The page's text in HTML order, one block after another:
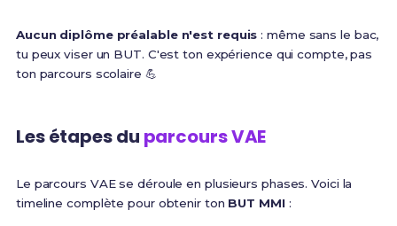
Aucun diplôme préalable n'est requis : même sans le bac,
tu peux viser un BUT. C'est ton expérience qui compte, pas
ton parcours scolaire 💪
Les étapes du parcours VAE
Le parcours VAE se déroule en plusieurs phases. Voici la
timeline complète pour obtenir ton BUT MMI: